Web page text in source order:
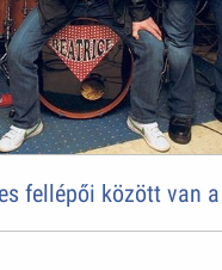
fellépői között van